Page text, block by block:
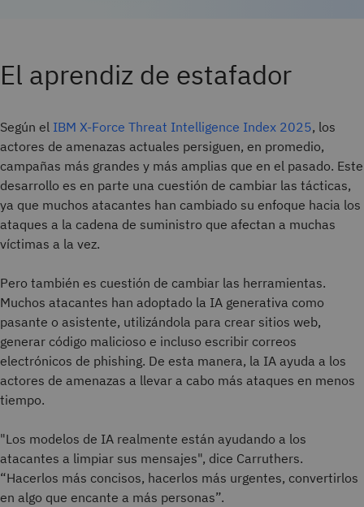
El aprendiz de estafador
Según el IBM X-Force Threat Intelligence Index 2025, los
actores de amenazas actuales persiguen, en promedio,
campañas más grandes y más amplias que en el pasado. Este
desarrollo es en parte una cuestión de cambiar las tácticas,
ya que muchos atacantes han cambiado su enfoque hacia los
ataques a la cadena de suministro que afectan a muchas
víctimas a la vez.
Pero también es cuestión de cambiar las herramientas.
Muchos atacantes han adoptado la IA generativa como
pasante o asistente, utilizándola para crear sitios web,
generar código malicioso e incluso escribir correos
electrónicos de phishing. De esta manera, la IA ayuda a los
actores de amenazas a llevar a cabo más ataques en menos
tiempo.
"Los modelos de IA realmente están ayudando a los
atacantes a limpiar sus mensajes", dice Carruthers.
“Hacerlos más concisos, hacerlos más urgentes, convertirlos
en algo que encante a más personas”.